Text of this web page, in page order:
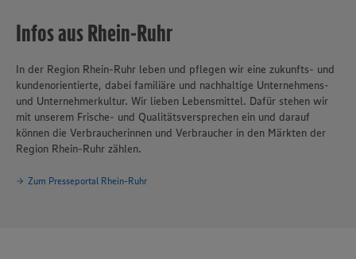
Infos aus Rhein-Ruhr
In der Region Rhein-Ruhr leben und pflegen wir eine zukunfts- und
kundenorientierte, dabei familiäre und nachhaltige Unternehmens-
und Unternehmerkultur. Wir lieben Lebensmittel. Dafür stehen wir
mit unserem Frische- und Qualitätsversprechen ein und darauf
können die Verbraucherinnen und Verbraucher in den Märkten der
Region Rhein-Ruhr zählen.
Zum Presseportal Rhein-Ruhr